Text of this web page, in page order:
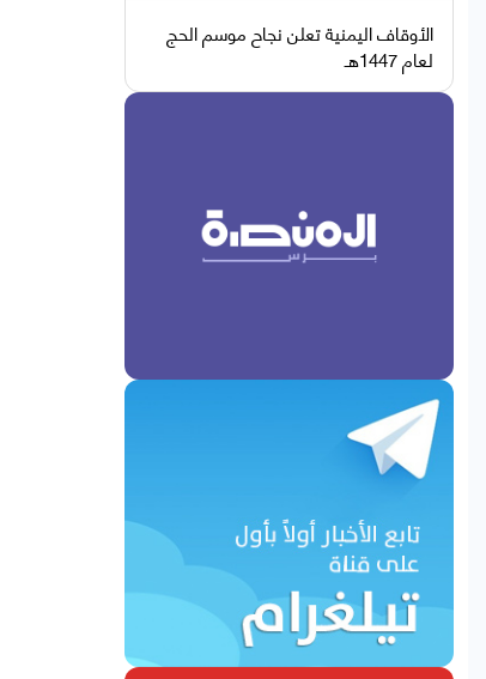
الأوقاف اليمنية تعلن نجاح موسم الحج
لعام 1447هـ